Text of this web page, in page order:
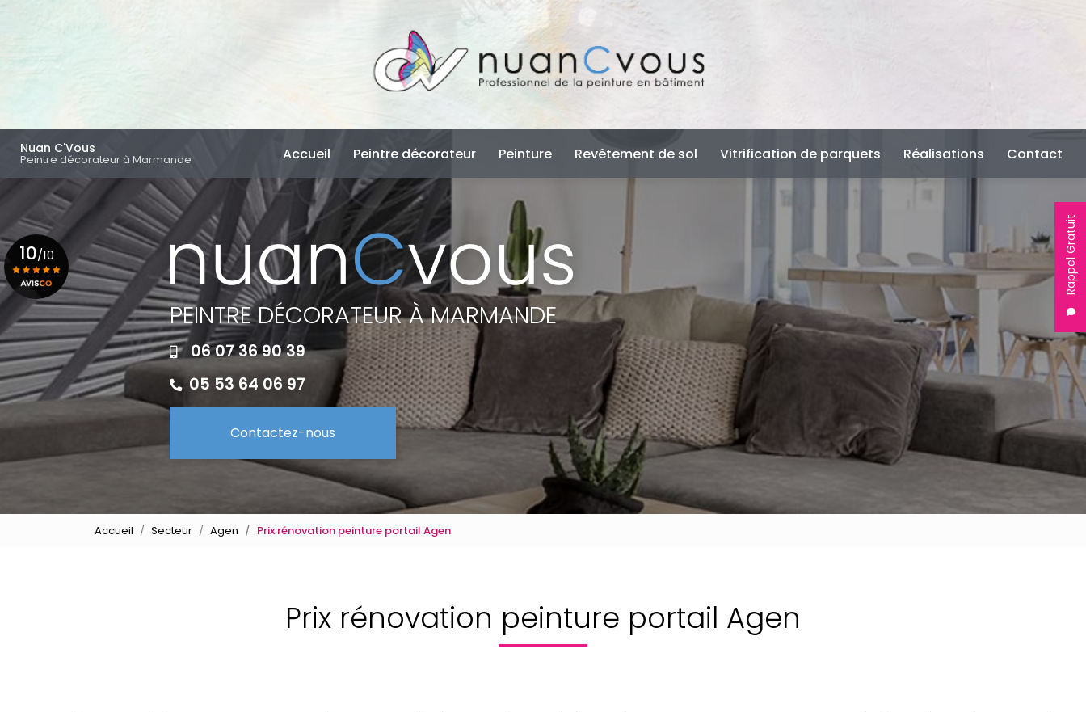
principal
Nuan C'Vous
Peintre décorateur à Marmande
Rappel Gratuit
Accueil
Peintre décorateur Peinture Revêtement de sol Vitrification de parquets Réalisations Contact
PEINTRE DÉCORATEUR À MARMANDE
06 07 36 90 39
05 53 64 06 97
Contactez-nous
10/10
Voir le certificat
Accueil Secteur Agen Prix rénovation peinture portail Agen
Prix rénovation peinture portail Agen